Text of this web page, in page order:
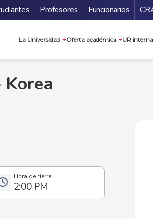
Profesores Funcionarios
La Universidad Oferta académica UR
2:00 PM